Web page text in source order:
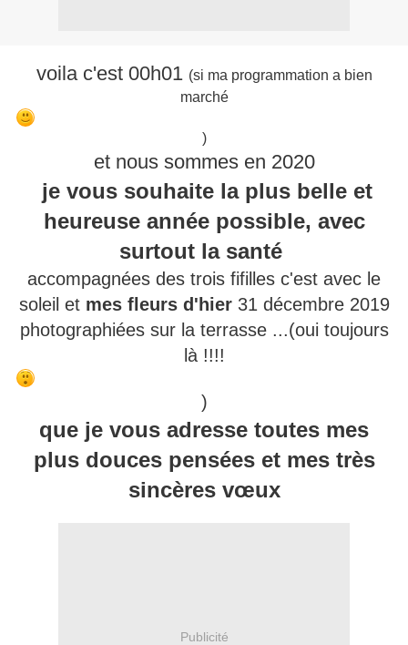
voila c'est 00h01 (si ma programmation a bien
marché
)
et nous sommes en 2020
je vous souhaite la plus belle et
heureuse année possible, avec
surtout la santé
accompagnées des trois fifilles c'est avec le
soleil et mes fleurs d'hier 31 décembre 2019
photographiées sur la terrasse ...(oui toujours
là !!!!
)
que je vous adresse toutes mes
plus douces pensées et mes très
sincères vœux
Publicité